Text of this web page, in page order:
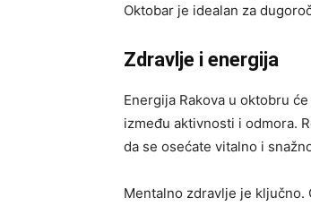
Oktobar je idealan za
Zdravlje i energija
Energija Rakova u oktobru
između aktivnosti i odmora.
da se osećate vitalno i
Mentalno zdravlje je